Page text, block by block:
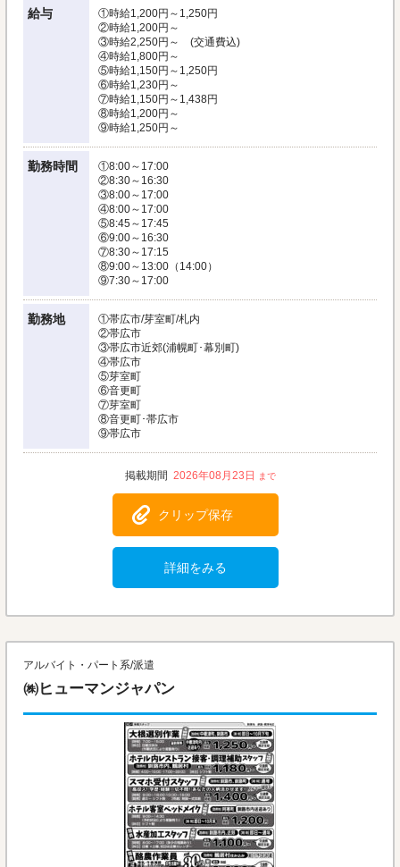
給与
①時給1,200円～1,250円
②時給1,200円～
③時給2,250円～ (交通費込)
④時給1,800円～
⑤時給1,150円～1,250円
⑥時給1,230円～
⑦時給1,150円～1,438円
⑧時給1,200円～
⑨時給1,250円～
勤務時間
①8:00～17:00
②8:30～16:30
③8:00～17:00
④8:00～17:00
⑤8:45～17:45
⑥9:00～16:30
⑦8:30～17:15
⑧9:00～13:00（14:00）
⑨7:30～17:00
勤務地
①帯広市/芽室町/札内
②帯広市
③帯広市近郊(浦幌町･幕別町)
④帯広市
⑤芽室町
⑥音更町
⑦芽室町
⑧音更町･帯広市
⑨帯広市
2026年08月23日
クリップ保存
詳細をみる
アルバイト・パート系/派遣
㈱ヒューマンジャパン